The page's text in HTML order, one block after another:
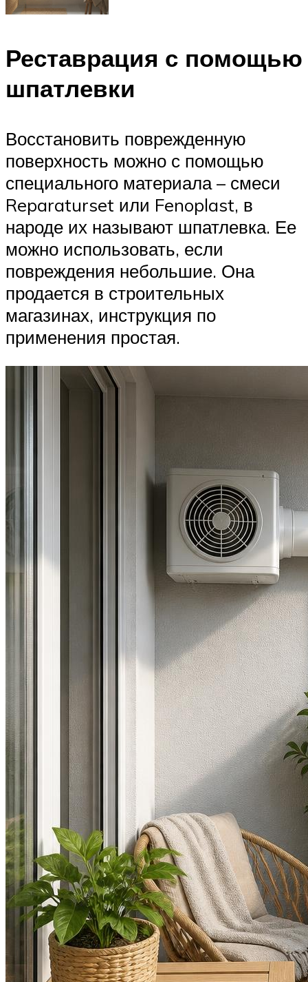
Реставрация с помощью
шпатлевки
Восстановить поврежденную
поверхность можно с помощью
специального материала – смеси
Reparaturset или Fenoplast, в
народе их называют шпатлевка. Ее
можно использовать, если
повреждения небольшие. Она
продается в строительных
магазинах, инструкция по
применения простая.